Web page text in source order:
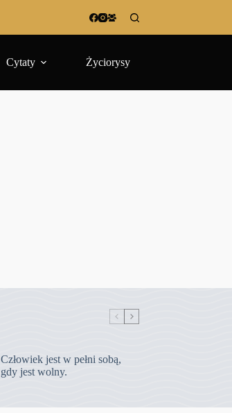
Cytaty Życiorysy
Człowiek jest w pełni sobą,
gdy jest wolny.